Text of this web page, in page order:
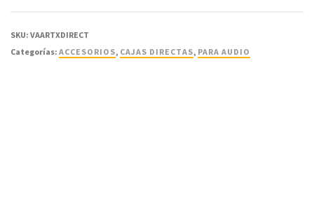
SKU: VAARTXDIRECT
Categorías: ACCESORIOS, CAJAS DIRECTAS, PARA AUDIO